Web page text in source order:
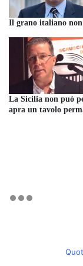
Il grano italiano non
La Sicilia non può
apra un tavolo